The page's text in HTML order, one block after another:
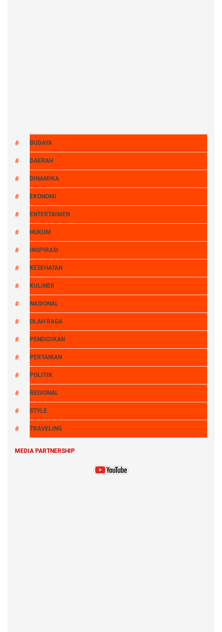
BUDAYA
DAERAH
DINAMIKA
EKONOMI
ENTERTAIMEN
HUKUM
INSPIRASI
KESEHATAN
KULINER
NASIONAL
OLAH RAGA
PENDIDIKAN
PERTANIAN
POLITIK
REGIONAL
STYLE
TRAVELING
MEDIA PARTNERSHIP